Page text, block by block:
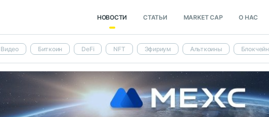
НОВОСТИ СТАТЬИ MARKET CAP О НАС
Видео Биткоин DeFi NFT Эфириум Альткоины Блокчейн